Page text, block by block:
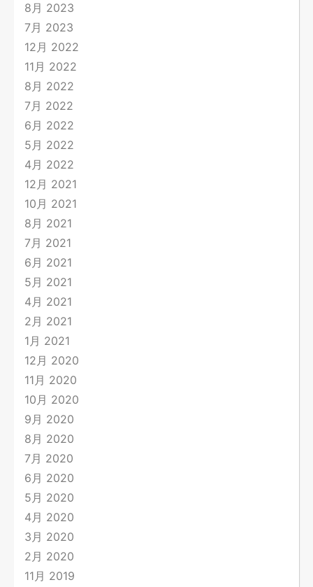
8月 2023
7月 2023
12月 2022
11月 2022
8月 2022
7月 2022
6月 2022
5月 2022
4月 2022
12月 2021
10月 2021
8月 2021
7月 2021
6月 2021
5月 2021
4月 2021
2月 2021
1月 2021
12月 2020
11月 2020
10月 2020
9月 2020
8月 2020
7月 2020
6月 2020
5月 2020
4月 2020
3月 2020
2月 2020
11月 2019